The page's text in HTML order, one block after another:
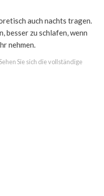
auch nachts tragen.
besser zu schlafen, wenn
nehmen.
Sie sich die vollständige